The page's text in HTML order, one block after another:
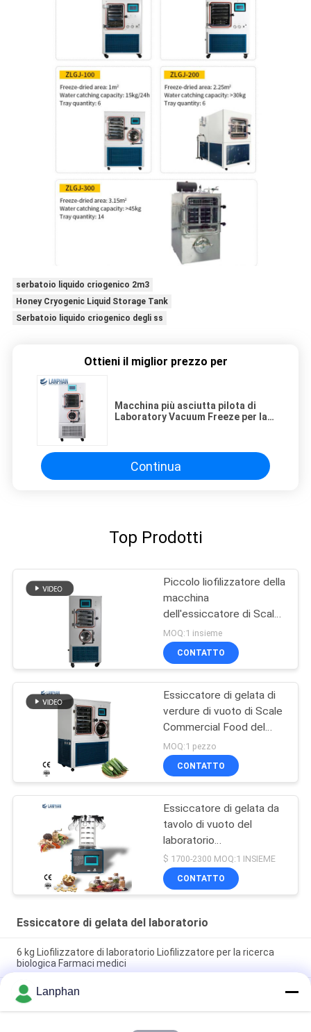
serbatoio liquido criogenico 2m3
Honey Cryogenic Liquid Storage Tank
Serbatoio liquido criogenico degli ss
Ottieni il miglior prezzo per
Macchina più asciutta pilota di
Laboratory Vacuum Freeze per la
Continua
Top Prodotti
Piccolo liofilizzatore della
macchina
dell'essiccatore di Scale
Freeze Drying del pilota
di Lanphan
MOQ:1 insieme
CONTATTO
Essiccatore di gelata di
verdure di vuoto di Scale
Commercial Food del
pilota
MOQ:1 pezzo
CONTATTO
Essiccatore di gelata da
tavolo di vuoto del
laboratorio
520*600*400mm 0.1㎡
$ 1700-2300 MOQ:1 INSIEME
CONTATTO
Essiccatore di gelata del laboratorio
6 kg Liofilizzatore di laboratorio Liofilizzatore per la ricerca
biologica Farmaci medici
Macchine di liofilizzazione di laboratorio flaconi di melanzane
Flaschetta di liofilizzazione per la ricerca biologica
Lanphan